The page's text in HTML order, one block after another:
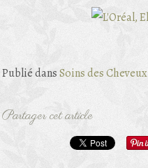
Publié dansSoins des Cheveux
Partager cet article